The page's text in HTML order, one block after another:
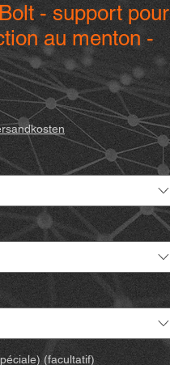
- support pour
au menton -
(facultatif)